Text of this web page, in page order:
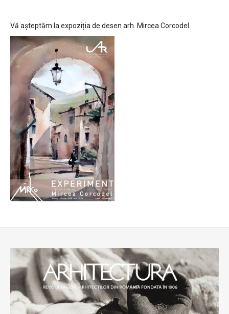
Vă așteptăm la expoziția de desen arh. Mircea Corcodel.